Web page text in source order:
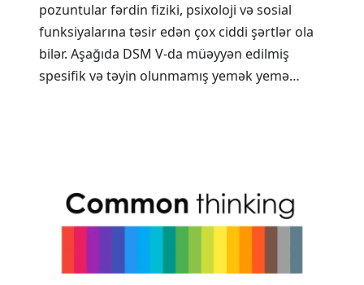
pozuntular fərdin fiziki, psixoloji və sosial
funksiyalarına təsir edən çox ciddi şərtlər ola
bilər. Aşağıda DSM V-da müəyyən edilmiş
spesifik və təyin olunmamış yemək yemə…